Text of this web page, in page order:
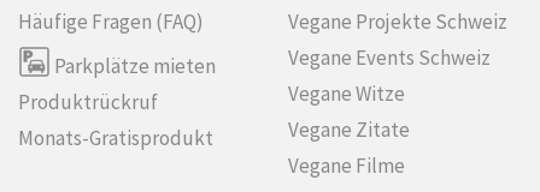
Häufige Fragen (FAQ)
Parkplätze mieten
Produktrückruf
Monats-Gratisprodukt
Vegane Projekte Schweiz
Vegane Events Schweiz
Vegane Witze
Vegane Zitate
Vegane Filme